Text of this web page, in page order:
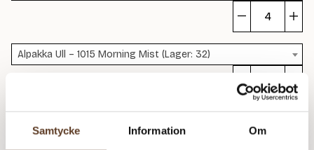
Samtycke Information Om
Alpakka Ull – 1015 Morning Mist (Lager: 32)